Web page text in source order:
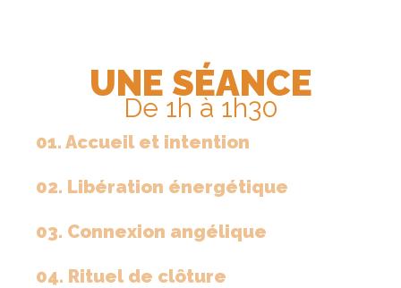
UNE SÉANCE
De 1h à 1h30
01. Accueil et intention
02. Libération énergétique
03. Connexion angélique
04. Rituel de clôture